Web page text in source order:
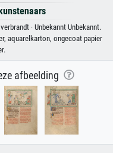
· Unbekannt Unbekannt.
aquarelkarton, ongecoat papier
afbeelding